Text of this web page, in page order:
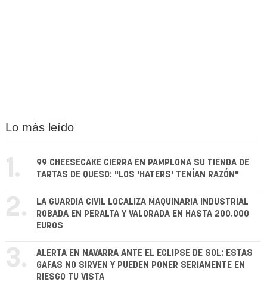
Lo más leído
1.
99 CHEESECAKE CIERRA EN PAMPLONA SU TIENDA DE
TARTAS DE QUESO: "LOS 'HATERS' TENÍAN RAZÓN"
2.
LA GUARDIA CIVIL LOCALIZA MAQUINARIA INDUSTRIAL
ROBADA EN PERALTA Y VALORADA EN HASTA 200.000
EUROS
3.
ALERTA EN NAVARRA ANTE EL ECLIPSE DE SOL: ESTAS
GAFAS NO SIRVEN Y PUEDEN PONER SERIAMENTE EN
RIESGO TU VISTA